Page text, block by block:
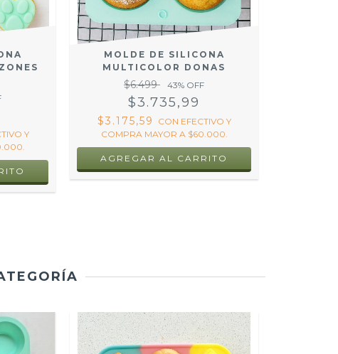
Y
MOLDE DE SILICONA
MULTICOLOR DONAS
$6.499 43% OFF
$3.735,99
$3.175,59 CON EFECTIVO Y
COMPRA MAYOR A $60.000.